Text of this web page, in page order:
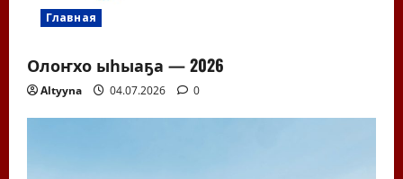
Главная
Олоҥхо ыһыаҕа — 2026
Altyyna 04.07.2026 0